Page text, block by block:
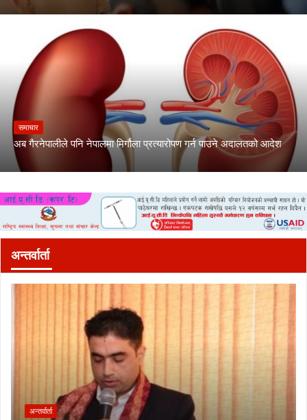
समाचार
अब गैरनेपालीले पनि नेपालमा मिर्गौला प्रत्यारोपण गर्न पाउने अदालतको आदेश
अन्तर्वार्ता
अन्तर्वार्ता